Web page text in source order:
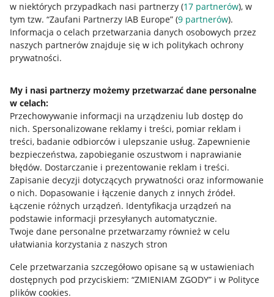
w niektórych przypadkach nasi partnerzy (17 partnerów), w
tym tzw. “Zaufani Partnerzy IAB Europe” (9 partnerów).
Informacja o celach przetwarzania danych osobowych przez
naszych partnerów znajduje się w ich politykach ochrony
prywatności.
My i nasi partnerzy możemy przetwarzać dane personalne
w celach:
Przechowywanie informacji na urządzeniu lub dostęp do
nich. Spersonalizowane reklamy i treści, pomiar reklam i
treści, badanie odbiorców i ulepszanie usług. Zapewnienie
bezpieczeństwa, zapobieganie oszustwom i naprawianie
błędów. Dostarczanie i prezentowanie reklam i treści.
Zapisanie decyzji dotyczących prywatności oraz informowanie
o nich. Dopasowanie i łączenie danych z innych źródeł.
Łączenie różnych urządzeń. Identyfikacja urządzeń na
podstawie informacji przesyłanych automatycznie.
Twoje dane personalne przetwarzamy również w celu
ułatwiania korzystania z naszych stron
Cele przetwarzania szczegółowo opisane są w ustawieniach
dostępnych pod przyciskiem: “ZMIENIAM ZGODY” i w Polityce
plików cookies.
Przydatne informacje
Jak to działa
Allegro Gadane dla sprzedających
Allegro Gadane dla kupujących
Mapa miejscowości
Informacje prawne
Regulamin
Polityka plików "cookies"
Ustawienia plików "cookies"
Udostępnianie lokalizacji
Informacje dla Aktu o Usługach Cyfrowych